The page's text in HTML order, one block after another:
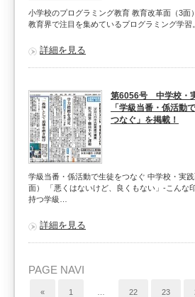
小学校のプログラミング教育 教育改革面（3面
教育界で注目を集めているプログラミング学習。
詳細を見る
第6056号 中学校・
「学級当番・係活動
つなぐ」を掲載！
学級当番・係活動で生徒をつなぐ 中学校・実
面） 「悪くはないけど、良くもない」-こんな
持つ学級…
詳細を見る
PAGE NAVI
« 1 22 23